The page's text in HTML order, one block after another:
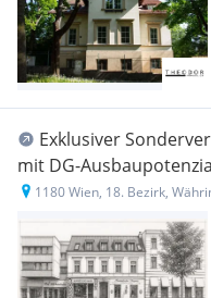
Exklusiver
mit DG-
1180 Wien, 18. Bezirk,